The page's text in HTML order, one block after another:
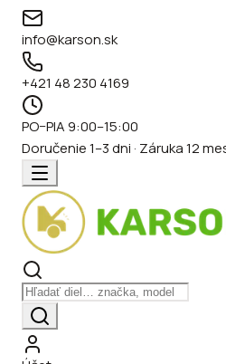
info@karson.sk
+421 48 230 4169
PO–PIA 9:00–15:00
Doručenie 1–3 dni · Záruka 12